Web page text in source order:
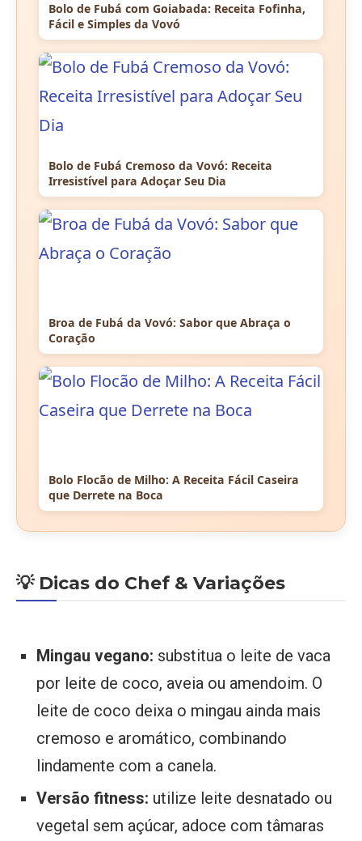
Bolo de Fubá com Goiabada: Receita Fofinha,
Fácil e Simples da Vovó
Bolo de Fubá Cremoso da Vovó: Receita
Irresistível para Adoçar Seu Dia
Broa de Fubá da Vovó: Sabor que Abraça o
Coração
Bolo Flocão de Milho: A Receita Fácil Caseira
que Derrete na Boca
💡 Dicas do Chef & Variações
Mingau vegano: substitua o leite de vaca
por leite de coco, aveia ou amendoim. O
leite de coco deixa o mingau ainda mais
cremoso e aromático, combinando
lindamente com a canela.
Versão fitness: utilize leite desnatado ou
vegetal sem açúcar, adoce com tâmaras